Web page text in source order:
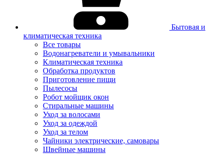
Бытовая и
климатическая техника
Все товары
Водонагреватели и умывальники
Климатическая техника
Обработка продуктов
Приготовление пищи
Пылесосы
Робот мойщик окон
Стиральные машины
Уход за волосами
Уход за одеждой
Уход за телом
Чайники электрические, самовары
Швейные машины